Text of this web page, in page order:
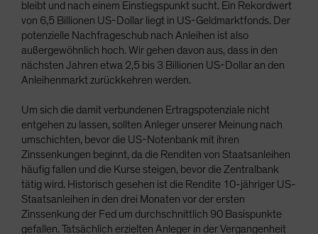
bleibt und nach einem Einstiegspunkt sucht. Ein Rekordwert
von 6,5 Billionen US-Dollar liegt in US-Geldmarktfonds. Der
potenzielle Nachfrageschub nach Anleihen ist also
außergewöhnlich hoch. Wir gehen davon aus, dass in den
nächsten Jahren etwa 2,5 bis 3 Billionen US-Dollar an den
Anleihenmarkt zurückkehren werden.
Um sich die damit verbundenen Ertragspotenziale nicht
entgehen zu lassen, sollten Anleger unserer Meinung nach
umschichten, bevor die US-Notenbank mit ihren
Zinssenkungen beginnt, da die Renditen von Staatsanleihen
häufig fallen und die Kurse steigen, bevor die Zentralbank
tätig wird. Historisch gesehen ist die Rendite 10-jähriger US-
Staatsanleihen in den drei Monaten vor der ersten
Zinssenkung der Fed um durchschnittlich 90 Basispunkte
gefallen. Tatsächlich erzielten Anleger in der Vergangenheit